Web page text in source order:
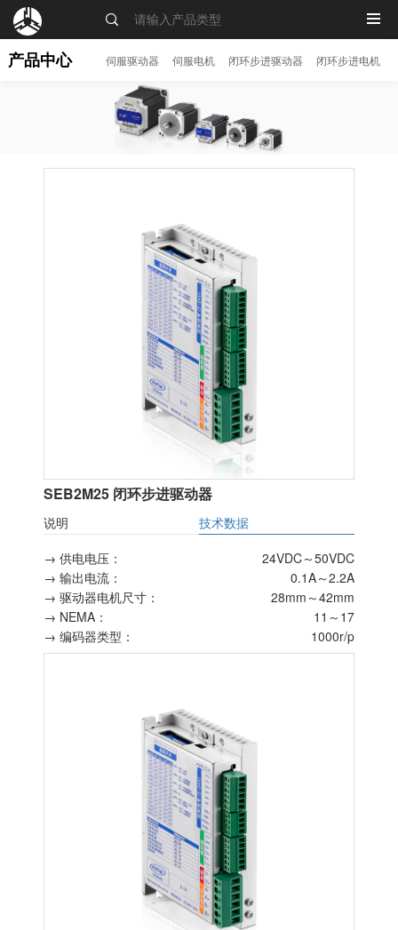
MENU
产品中心 伺服驱动器 伺服电机 闭环步进驱动器 闭环步进电机
SEB2M25 闭环步进驱动器
说明
技术数据
→ 供电电压：
24VDC～50VDC
→ 输出电流：
0.1A～2.2A
→ 驱动器电机尺寸：
28mm～42mm
→ NEMA：
11～17
→ 编码器类型：
1000r/p